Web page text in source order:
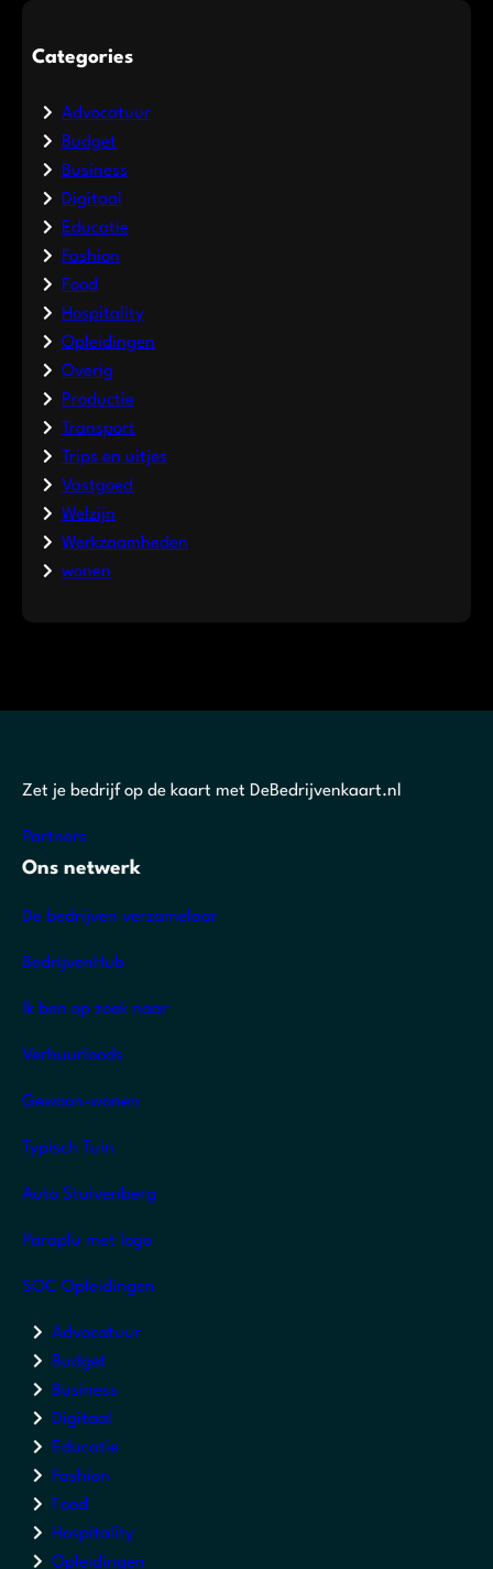
Categories
Advocatuur
Budget
Business
Digitaal
Educatie
Fashion
Food
Hospitality
Opleidingen
Overig
Productie
Transport
Trips en uitjes
Vastgoed
Welzijn
Werkzaamheden
wonen
Zet je bedrijf op de kaart met DeBedrijvenkaart.nl
Partners
Ons netwerk
De bedrijven verzamelaar
BedrijvenHub
Ik ben op zoek naar
Verhuurloods
Gewoon-wonen
Typisch Tuin
Auto Stuivenberg
Paraplu met logo
SOC Opleidingen
Advocatuur
Budget
Business
Digitaal
Educatie
Fashion
Food
Hospitality
Opleidingen